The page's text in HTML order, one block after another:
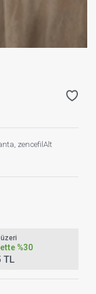
zencefilAlt
%30
TL